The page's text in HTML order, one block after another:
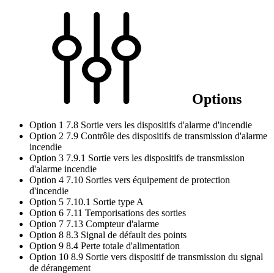
Options
Option 1 7.8 Sortie vers les dispositifs d'alarme d'incendie
Option 2 7.9 Contrôle des dispositifs de transmission d'alarme
incendie
Option 3 7.9.1 Sortie vers les dispositifs de transmission
d'alarme incendie
Option 4 7.10 Sorties vers équipement de protection
d'incendie
Option 5 7.10.1 Sortie type A
Option 6 7.11 Temporisations des sorties
Option 7 7.13 Compteur d'alarme
Option 8 8.3 Signal de défault des points
Option 9 8.4 Perte totale d'alimentation
Option 10 8.9 Sortie vers dispositif de transmission du signal
de dérangement